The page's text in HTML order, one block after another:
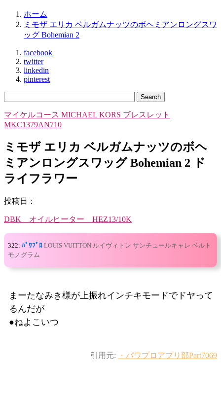
ホーム
ミモザ エリカ ベルガムナッツのボヘミアンロングスワ
ッグ Bohemian 2
facebook
twitter
linkedin
pinterest
マイケルコース MICHAEL KORS ブレスレット
MKC1379AN710
ミモザ エリカ ベルガムナッツのボヘ
ミアンロングスワッグ Bohemian 2 ド
ライフラワー
投稿日：
DBK オイルヒーター HEZ13/10K
322: ﾊﾟﾜﾌﾟﾛ LOUIS VUITTON ルイヴィトン サンチュールキャレ ベルト
モノグラム
まーたなみき様が上振れインチキモードでドヤって
るんだが
●ねよこいつ
引用元: ・パワプロアプリ部Part7069